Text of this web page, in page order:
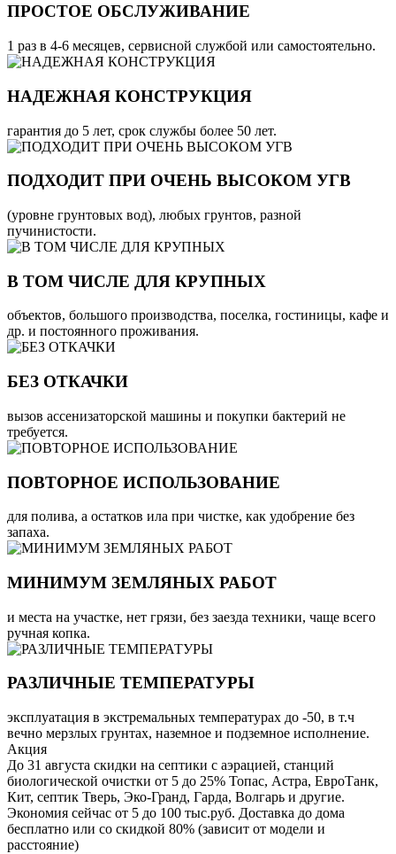
ПРОСТОЕ ОБСЛУЖИВАНИЕ
1 раз в 4-6 месяцев, сервисной службой или самостоятельно.
НАДЕЖНАЯ КОНСТРУКЦИЯ
гарантия до 5 лет, срок службы более 50 лет.
ПОДХОДИТ ПРИ ОЧЕНЬ ВЫСОКОМ УГВ
(уровне грунтовых вод), любых грунтов, разной
пучинистости.
В ТОМ ЧИСЛЕ ДЛЯ КРУПНЫХ
объектов, большого производства, поселка, гостиницы, кафе и
др. и постоянного проживания.
БЕЗ ОТКАЧКИ
вызов ассенизаторской машины и покупки бактерий не
требуется.
ПОВТОРНОЕ ИСПОЛЬЗОВАНИЕ
для полива, а остатков ила при чистке, как удобрение без
запаха.
МИНИМУМ ЗЕМЛЯНЫХ РАБОТ
и места на участке, нет грязи, без заезда техники, чаще всего
ручная копка.
РАЗЛИЧНЫЕ ТЕМПЕРАТУРЫ
эксплуатация в экстремальных температурах до -50, в т.ч
вечно мерзлых грунтах, наземное и подземное исполнение.
Акция
До 31 августа скидки на септики с аэрацией, станций
биологической очистки от 5 до 25% Топас, Астра, ЕвроТанк,
Кит, септик Тверь, Эко-Гранд, Гарда, Волгарь и другие.
Экономия сейчас от 5 до 100 тыс.руб. Доставка до дома
бесплатно или со скидкой 80% (зависит от модели и
расстояние)